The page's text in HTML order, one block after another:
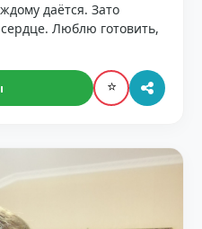
даётся. Зато
Люблю готовить,
⭐